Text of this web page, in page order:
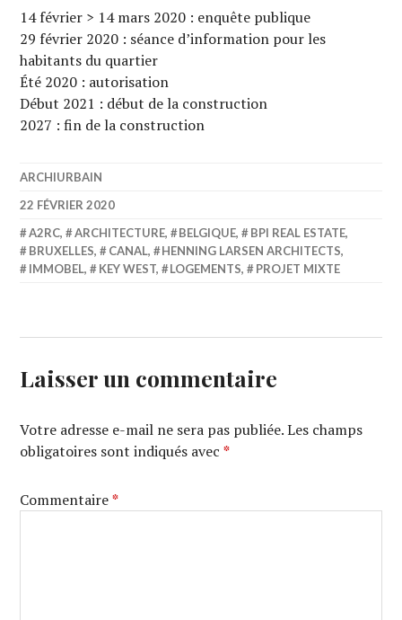
14 février > 14 mars 2020 : enquête publique
29 février 2020 : séance d’information pour les
habitants du quartier
Été 2020 : autorisation
Début 2021 : début de la construction
2027 : fin de la construction
ARCHIURBAIN
22 FÉVRIER 2020
A2RC, ARCHITECTURE, BELGIQUE, BPI REAL ESTATE,
BRUXELLES, CANAL, HENNING LARSEN ARCHITECTS,
IMMOBEL, KEY WEST, LOGEMENTS, PROJET MIXTE
Laisser un commentaire
Votre adresse e-mail ne sera pas publiée. Les champs
obligatoires sont indiqués avec*
Commentaire*